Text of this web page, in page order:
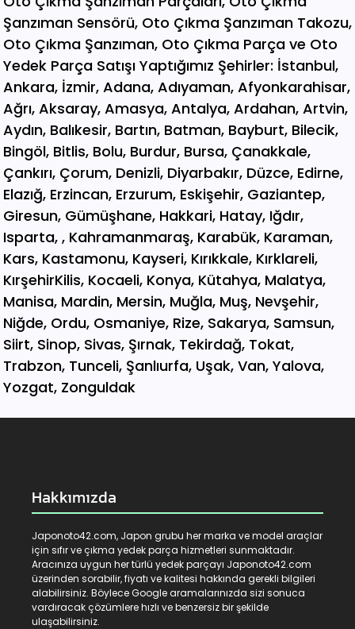
Hakkımızda
Japonoto42.com, Japon grubu her marka ve model araçlar
için sıfır ve çıkma yedek parça hizmetleri sunmaktadır.
Aracınıza uygun her türlü yedek parçayı Japonoto42.com
üzerinden sorabilir, fiyatı ve kalitesi hakkında gerekli bilgileri
alabilirsiniz. Böylece Google aramalarınızda sizi sonuca
vardıracak çözümlere hızlı ve benzersiz bir şekilde
ulaşabilirsiniz.